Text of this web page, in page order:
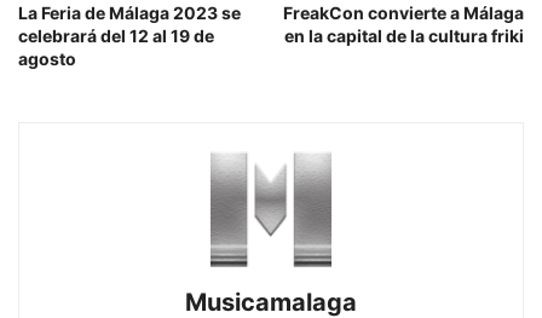
La Feria de Málaga 2023 se
celebrará del 12 al 19 de
agosto
FreakCon convierte a Málaga
en la capital de la cultura friki
Musicamalaga